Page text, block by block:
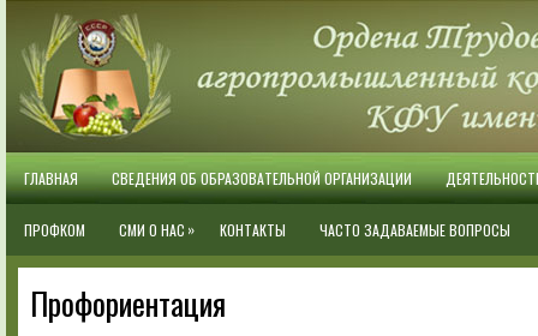
ГЛАВНАЯ СВЕДЕНИЯ ОБ ОБРАЗОВАТЕЛЬНОЙ ОРГАНИЗАЦИИ
ПРОФКОМ СМИ О НАС » КОНТАКТЫ ЧАСТО ЗАДАВАЕМЫЕ ВОПРОСЫ
Профориентация